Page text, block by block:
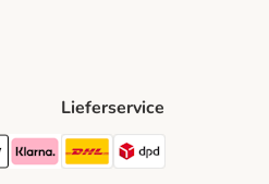
Method
Payment Method
Klarna Payment Method
Lieferservice
DHL Shipping Method